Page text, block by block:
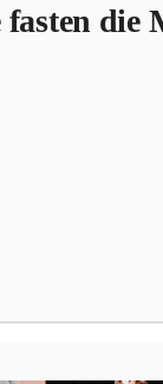
fasten die